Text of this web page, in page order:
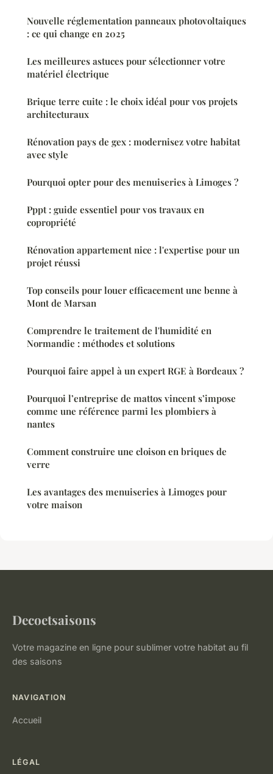
Nouvelle réglementation panneaux photovoltaiques
: ce qui change en 2025
Les meilleures astuces pour sélectionner votre
matériel électrique
Brique terre cuite : le choix idéal pour vos projets
architecturaux
Rénovation pays de gex : modernisez votre habitat
avec style
Pourquoi opter pour des menuiseries à Limoges ?
Pppt : guide essentiel pour vos travaux en
copropriété
Rénovation appartement nice : l'expertise pour un
projet réussi
Top conseils pour louer efficacement une benne à
Mont de Marsan
Comprendre le traitement de l'humidité en
Normandie : méthodes et solutions
Pourquoi faire appel à un expert RGE à Bordeaux ?
Pourquoi l’entreprise de mattos vincent s’impose
comme une référence parmi les plombiers à
nantes
Comment construire une cloison en briques de
verre
Les avantages des menuiseries à Limoges pour
votre maison
Decoetsaisons
Votre magazine en ligne pour sublimer votre habitat au fil
des saisons
NAVIGATION
Accueil
LÉGAL